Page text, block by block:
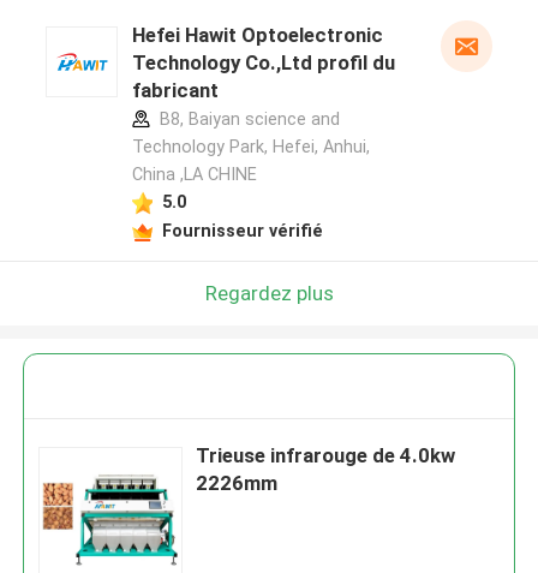
Hefei Hawit Optoelectronic
Technology Co.,Ltd profil du
fabricant
B8, Baiyan science and
Technology Park, Hefei, Anhui,
China ,LA CHINE
5.0
Fournisseur vérifié
Regardez plus
Trieuse infrarouge de 4.0kw
2226mm